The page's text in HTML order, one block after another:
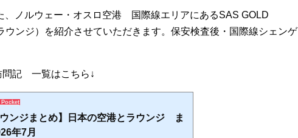
、ノルウェー・オスロ空港 国際線エリアにあるSAS GOLD
ウンジ）を紹介させていただきます。保安検査後・国際線シェンゲ
問記 一覧はこちら↓
Pocket
ウンジまとめ】日本の空港とラウンジ ま
年7月